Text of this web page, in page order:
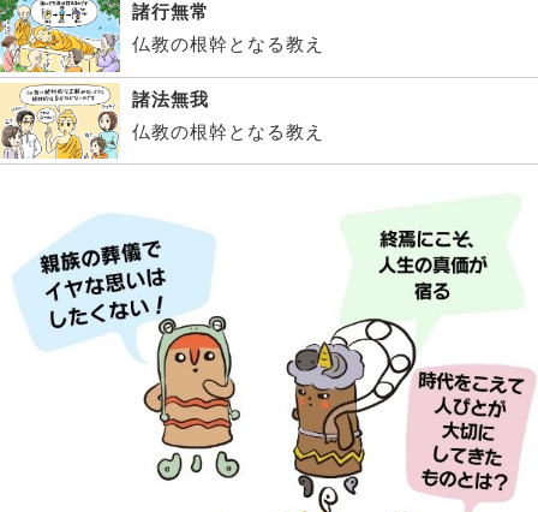
諸行無常
仏教の根幹となる教え
諸法無我
仏教の根幹となる教え